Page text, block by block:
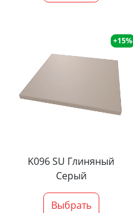
+15%
K096 SU Глиняный
Серый
Выбрать